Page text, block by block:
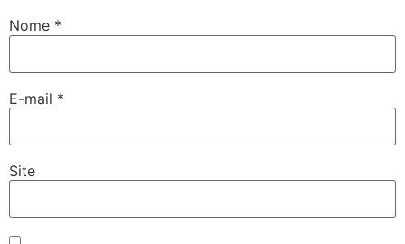
Nome *
E-mail *
Site